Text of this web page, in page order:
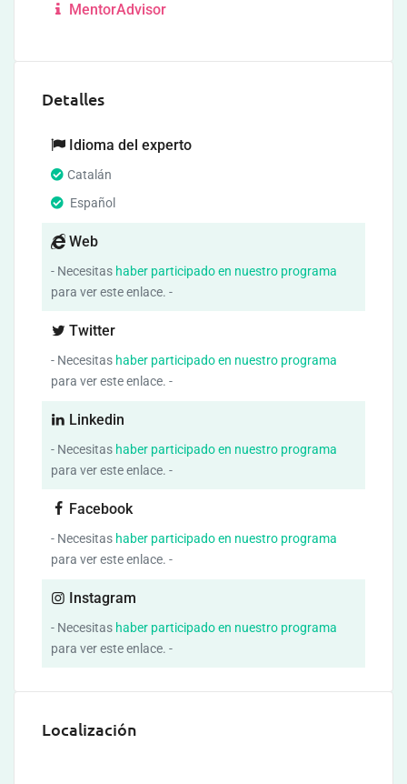
MentorAdvisor
Detalles
Idioma del experto
Catalán
Español
Web
- Necesitas haber participado en nuestro programa
para ver este enlace. -
Twitter
- Necesitas haber participado en nuestro programa
para ver este enlace. -
Linkedin
- Necesitas haber participado en nuestro programa
para ver este enlace. -
Facebook
- Necesitas haber participado en nuestro programa
para ver este enlace. -
Instagram
- Necesitas haber participado en nuestro programa
para ver este enlace. -
Localización